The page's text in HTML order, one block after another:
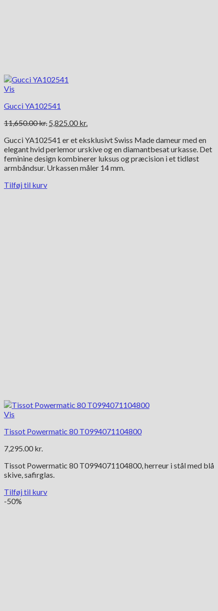
Vis
Gucci YA102541
11,650.00kr. Den
pris
var:
11,650.00 kr..
5,825.00 kr.
pris
er:
5,825.00 kr..
Gucci YA102541 er et eksklusivt Swiss Made dameur med en
elegant hvid perlemor urskive og en diamantbesat urkasse. Det
feminine design kombinerer luksus og præcision i et tidløst
armbåndsur. Urkassen måler 14 mm.
Tilføj til kurv
Vis
Tissot Powermatic 80 T0994071104800
7,295.00 kr.
Tissot Powermatic 80 T0994071104800, herreur i stål med blå
skive, safirglas.
Tilføj til kurv
-50%